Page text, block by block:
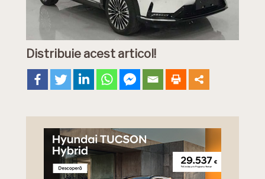
Distribuie acest articol!